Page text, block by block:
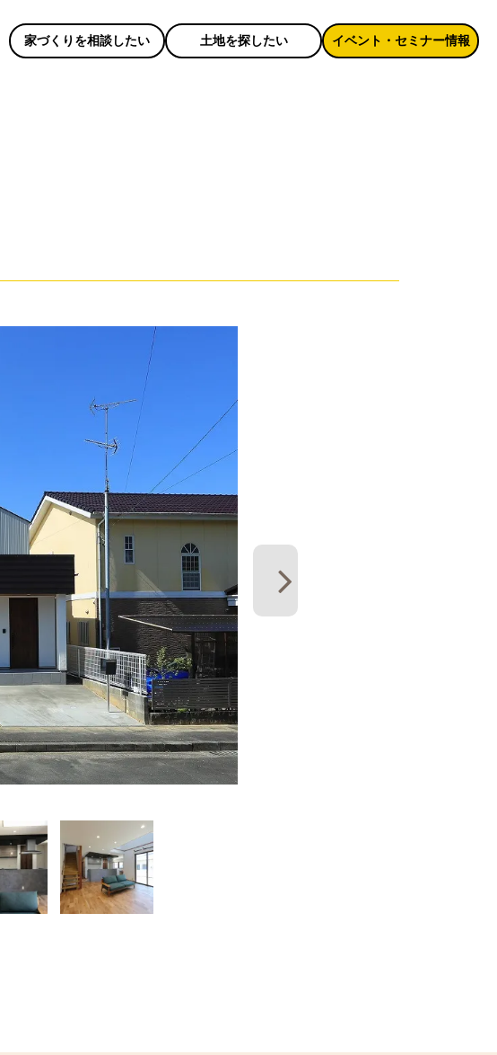
家づくりを相談したい 土地を探したい イベント・セミナー情報